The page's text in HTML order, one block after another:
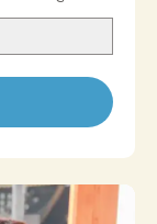
साथ आसानी